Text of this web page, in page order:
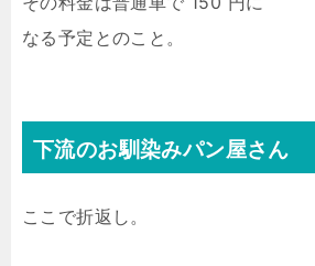
なる予定とのこと。
下流のお馴染みパン屋さん
ここで折返し。